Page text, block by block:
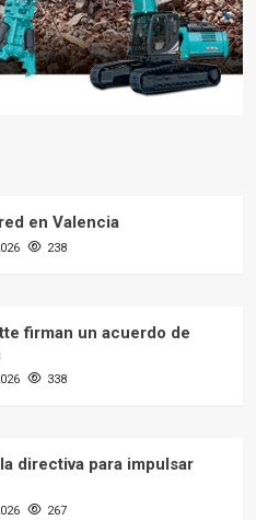
en Valencia
238
firman un acuerdo de
338
directiva para impulsar
267